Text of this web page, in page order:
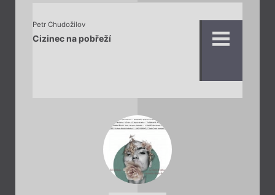
Petr Chudožilov
Cizinec na pobřeží